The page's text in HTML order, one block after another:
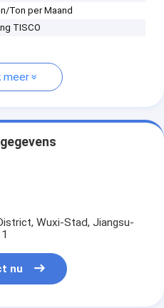
Ton per Maand
TISCO
meer
Wuxi-Stad, Jiangsu-
nu